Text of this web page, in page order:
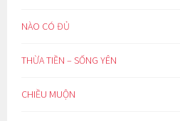
NÀO CÓ ĐỦ
THỪA TIỀN – SỐNG YÊN
CHIỀU MUỘN